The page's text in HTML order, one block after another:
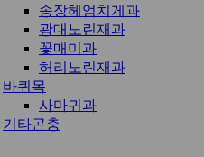
송장헤엄치게과
광대노린재과
꽃매미과
허리노린재과
바퀴목
사마귀과
기타곤충